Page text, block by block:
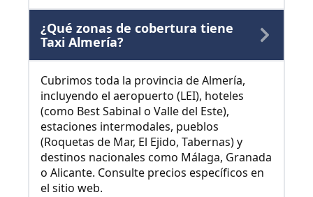
¿Qué zonas de cobertura tiene
Taxi Almería?
Cubrimos toda la provincia de Almería,
incluyendo el aeropuerto (LEI), hoteles
(como Best Sabinal o Valle del Este),
estaciones intermodales, pueblos
(Roquetas de Mar, El Ejido, Tabernas) y
destinos nacionales como Málaga, Granada
o Alicante. Consulte precios específicos en
el sitio web.